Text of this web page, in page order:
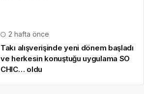
2 hafta önce
Takı alışverişinde yeni dönem başladı
ve herkesin konuştuğu uygulama SO
CHIC… oldu